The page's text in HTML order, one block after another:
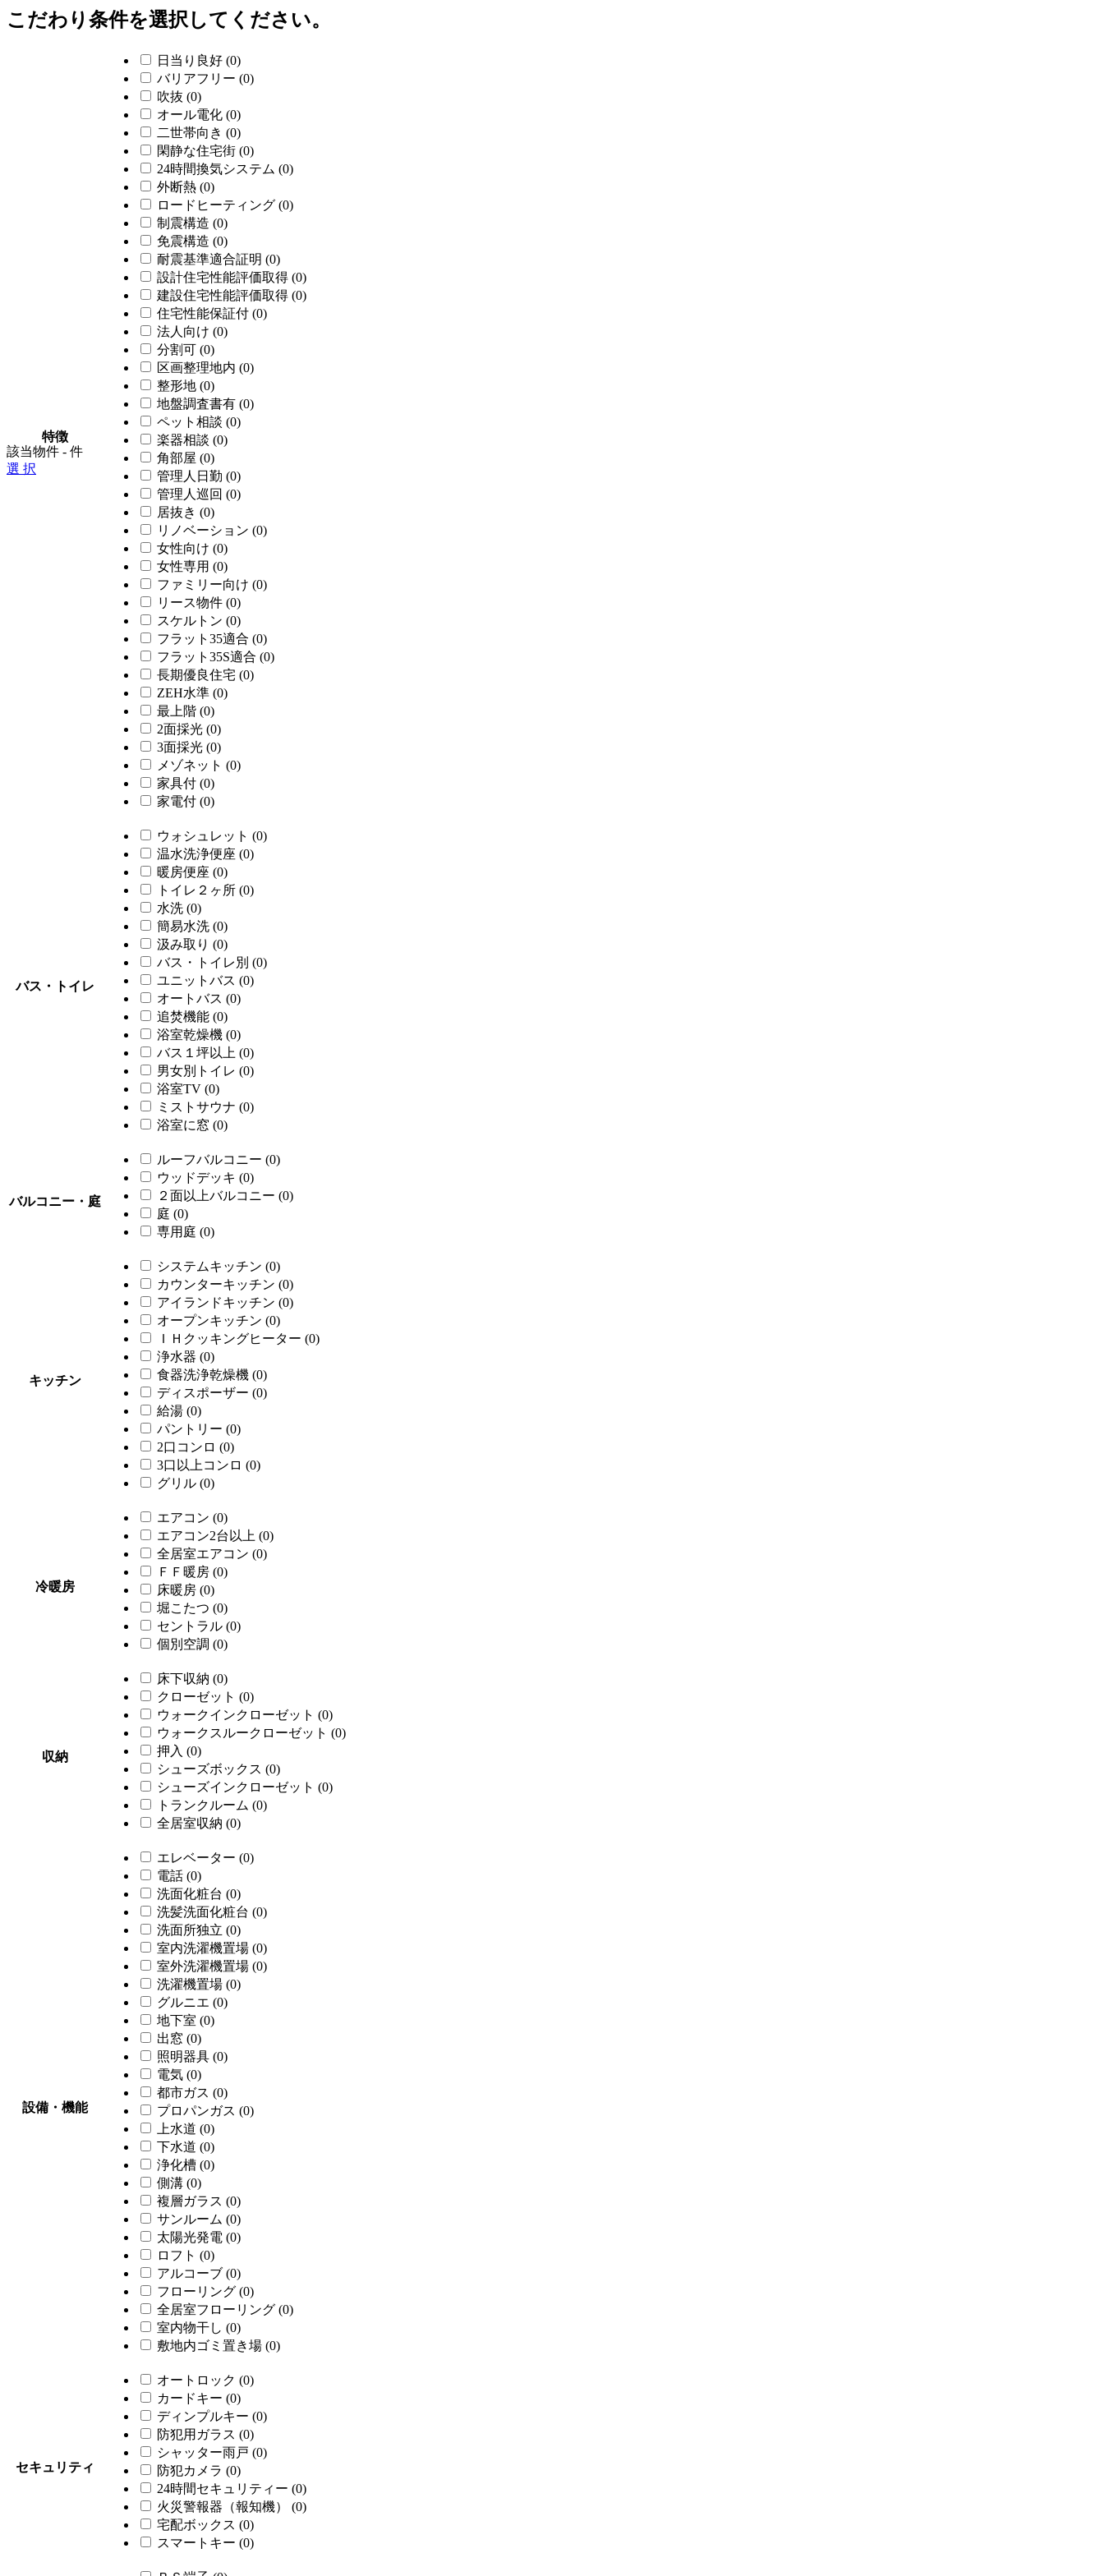
こだわり条件を選択してください。
特徴
日当り良好 (0)
バリアフリー (0)
吹抜 (0)
オール電化 (0)
二世帯向き (0)
閑静な住宅街 (0)
24時間換気システム (0)
外断熱 (0)
ロードヒーティング (0)
制震構造 (0)
免震構造 (0)
耐震基準適合証明 (0)
設計住宅性能評価取得 (0)
建設住宅性能評価取得 (0)
住宅性能保証付 (0)
法人向け (0)
分割可 (0)
区画整理地内 (0)
整形地 (0)
地盤調査書有 (0)
ペット相談 (0)
楽器相談 (0)
角部屋 (0)
管理人日勤 (0)
管理人巡回 (0)
居抜き (0)
リノベーション (0)
女性向け (0)
女性専用 (0)
ファミリー向け (0)
リース物件 (0)
スケルトン (0)
フラット35適合 (0)
フラット35S適合 (0)
長期優良住宅 (0)
ZEH水準 (0)
最上階 (0)
2面採光 (0)
3面採光 (0)
メゾネット (0)
家具付 (0)
家電付 (0)
バス・トイレ
ウォシュレット (0)
温水洗浄便座 (0)
暖房便座 (0)
トイレ２ヶ所 (0)
水洗 (0)
簡易水洗 (0)
汲み取り (0)
バス・トイレ別 (0)
ユニットバス (0)
オートバス (0)
追焚機能 (0)
浴室乾燥機 (0)
バス１坪以上 (0)
男女別トイレ (0)
浴室TV (0)
ミストサウナ (0)
浴室に窓 (0)
バルコニー・庭
ルーフバルコニー (0)
ウッドデッキ (0)
２面以上バルコニー (0)
庭 (0)
専用庭 (0)
キッチン
システムキッチン (0)
カウンターキッチン (0)
アイランドキッチン (0)
オープンキッチン (0)
ＩＨクッキングヒーター (0)
浄水器 (0)
食器洗浄乾燥機 (0)
ディスポーザー (0)
給湯 (0)
パントリー (0)
2口コンロ (0)
3口以上コンロ (0)
グリル (0)
冷暖房
エアコン (0)
エアコン2台以上 (0)
全居室エアコン (0)
ＦＦ暖房 (0)
床暖房 (0)
堀こたつ (0)
セントラル (0)
個別空調 (0)
収納
床下収納 (0)
クローゼット (0)
ウォークインクローゼット (0)
ウォークスルークローゼット (0)
押入 (0)
シューズボックス (0)
シューズインクローゼット (0)
トランクルーム (0)
全居室収納 (0)
設備・機能
エレベーター (0)
電話 (0)
洗面化粧台 (0)
洗髪洗面化粧台 (0)
洗面所独立 (0)
室内洗濯機置場 (0)
室外洗濯機置場 (0)
洗濯機置場 (0)
グルニエ (0)
地下室 (0)
出窓 (0)
照明器具 (0)
電気 (0)
都市ガス (0)
プロパンガス (0)
上水道 (0)
下水道 (0)
浄化槽 (0)
側溝 (0)
複層ガラス (0)
サンルーム (0)
太陽光発電 (0)
ロフト (0)
アルコーブ (0)
フローリング (0)
全居室フローリング (0)
室内物干し (0)
敷地内ゴミ置き場 (0)
セキュリティ
オートロック (0)
カードキー (0)
ディンプルキー (0)
防犯用ガラス (0)
シャッター雨戸 (0)
防犯カメラ (0)
24時間セキュリティー (0)
火災警報器（報知機） (0)
宅配ボックス (0)
スマートキー (0)
該当物件 - 件
選 択